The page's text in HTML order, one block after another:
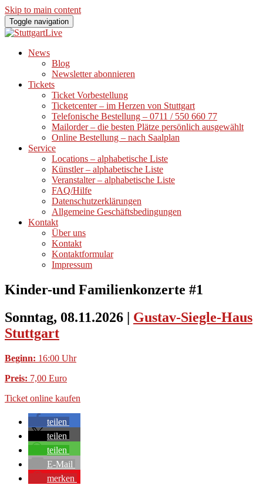
Skip to main content
Toggle navigation
News
Blog
Newsletter abonnieren
Tickets
Ticket Vorbestellung
Ticketcenter – im Herzen von Stuttgart
Telefonische Bestellung – 0711 / 550 660 77
Mailorder – die besten Plätze persönlich ausgewählt
Online Bestellung – nach Saalplan
Service
Locations – alphabetische Liste
Künstler – alphabetische Liste
Veranstalter – alphabetische Liste
FAQ/Hilfe
Datenschutzerklärungen
Allgemeine Geschäftsbedingungen
Kontakt
Über uns
Kontakt
Kontaktformular
Impressum
Kinder-und Familienkonzerte #1
Sonntag, 08.11.2026 | Gustav-Siegle-Haus
Stuttgart
Beginn: 16:00 Uhr
Preis: 7,00 Euro
Ticket online kaufen
teilen
teilen
teilen
E-Mail
merken